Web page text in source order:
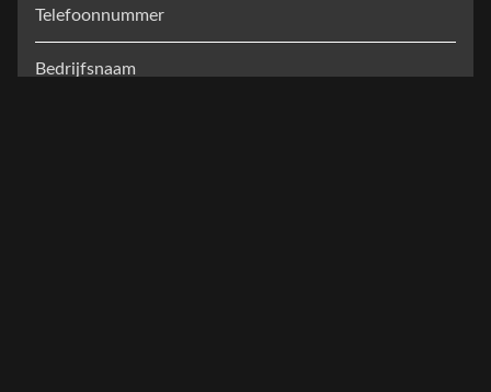
Telefoonnummer
Bedrijfsnaam